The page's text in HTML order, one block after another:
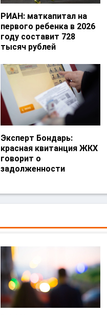
РИАН: маткапитал на
первого ребенка в 2026
году составит 728
тысяч рублей
Эксперт Бондарь:
красная квитанция ЖКХ
говорит о
задолженности